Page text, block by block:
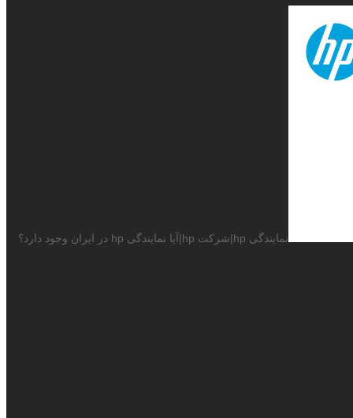
نمایندگی hp|شرکت hp|آیا نمایندگی hp در ایران وجود دارد؟